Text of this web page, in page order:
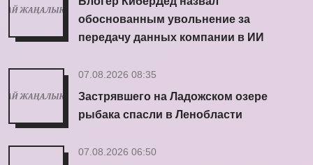
обоснованным увольнение за
передачу данных компании в ИИ
07.08.2026 08:35
Застрявшего на Ладожском озере
рыбака спасли в Ленобласти
07.08.2026 06:50